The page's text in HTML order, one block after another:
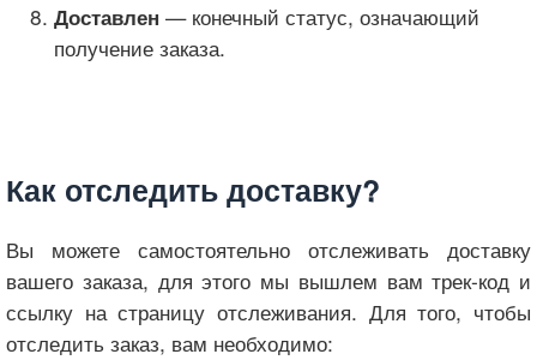
Доставлен — конечный статус, означающий
получение заказа.
Как отследить доставку?
Вы можете самостоятельно отслеживать доставку
вашего заказа, для этого мы вышлем вам трек-код и
ссылку на страницу отслеживания. Для того, чтобы
отследить заказ, вам необходимо: